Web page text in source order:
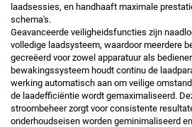
laadsessies, en handhaaft maximale
schema's.
Geavanceerde veiligheidsfuncties zijn
volledige laadsysteem, waardoor meerdere
gecreëerd voor zowel apparatuur als
bewakingssysteem houdt continu de
werking automatisch aan om veilige
de laadefficiëntie wordt gemaximaliseerd.
stroombeheer zorgt voor consistente
onderhoudseisen worden geminimaliseerd